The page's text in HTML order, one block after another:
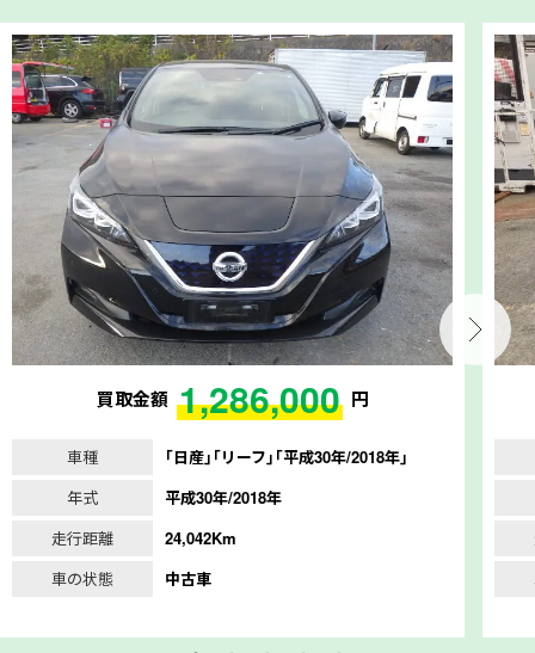
買取金額 1,286,000 円
車種
｢日産｣｢リーフ｣｢平成30年/2018年｣
年式
平成30年/2018年
走行距離
24,042Km
車の状態
中古車